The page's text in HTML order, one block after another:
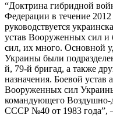
“Доктрина гибридной
Федерации в течение 2012
руководствуется
устав Вооруженных сил
сил, их много. Основной
Украины были
й, 79-й бригад, а также
назначения. Боевой устав
Вооруженных сил
командующего
СССР №40 от 1983 года”,